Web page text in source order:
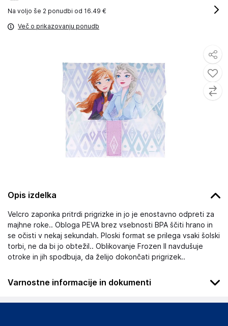
Opis izdelka
Velcro zaponka pritrdi prigrizke in jo je enostavno odpreti za
majhne roke.. Obloga PEVA brez vsebnosti BPA ščiti hrano in
se očisti v nekaj sekundah. Ploski format se prilega vsaki šolski
torbi, ne da bi jo obtežil.. Oblikovanje Frozen II navdušuje
otroke in jih spodbuja, da želijo dokončati prigrizek..
Varnostne informacije in dokumenti
Podatki o proizvajalcu
Na voljo še 2 ponudbi od 16.49 €
Več o prikazovanju ponudb